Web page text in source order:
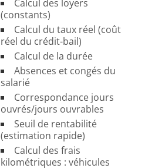
Calcul des loyers
(constants)
Calcul du taux réel (coût
réel du crédit-bail)
Calcul de la durée
Absences et congés du
salarié
Correspondance jours
ouvrés/jours ouvrables
Seuil de rentabilité
(estimation rapide)
Calcul des frais
kilométriques : véhicules